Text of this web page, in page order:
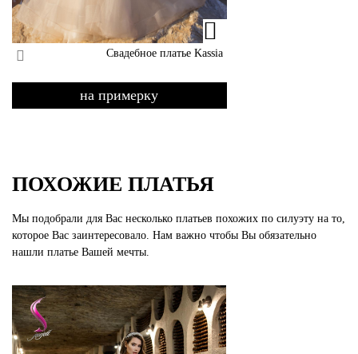
Свадебное платье Kassia
на примерку
ПОХОЖИЕ ПЛАТЬЯ
Мы подобрали для Вас несколько платьев похожих по силуэту на то,
которое Вас заинтересовало. Нам важно чтобы Вы обязательно
нашли платье Вашей мечты.